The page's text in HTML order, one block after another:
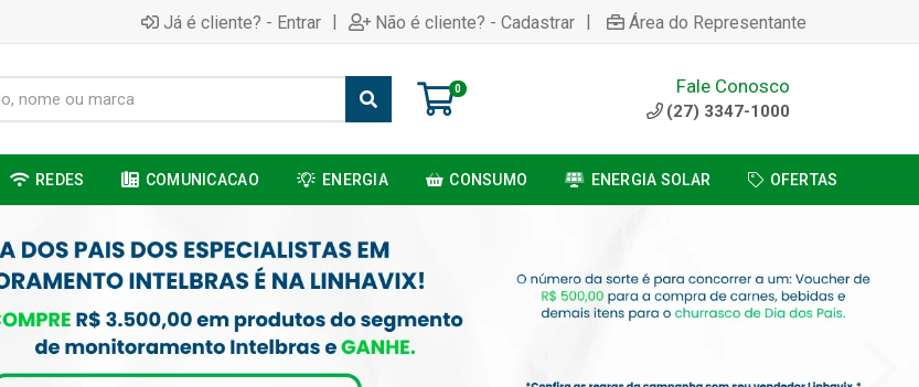
Já é cliente? - Entrar | Não é cliente? - Cadastrar | Área do Representante
0 Fale Conosco
(27) 3347-1000
REDES COMUNICACAO ENERGIA CONSUMO ENERGIA SOLAR OFERTAS